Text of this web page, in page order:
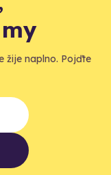
žije naplno. Pojďte